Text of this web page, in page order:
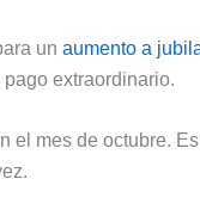
un aumento a
extraordinario.
el mes de octubre.